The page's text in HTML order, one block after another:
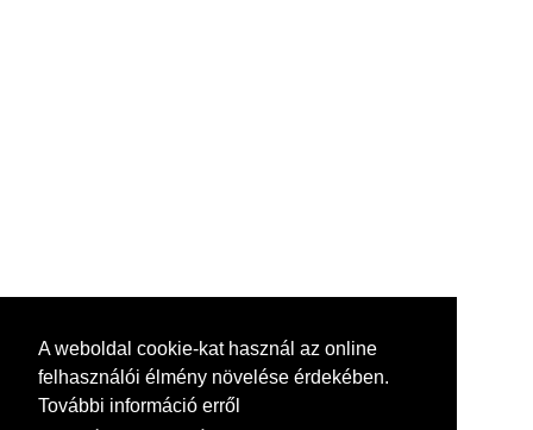
A weboldal cookie-kat használ az online
felhasználói élmény növelése érdekében.
További információ erről